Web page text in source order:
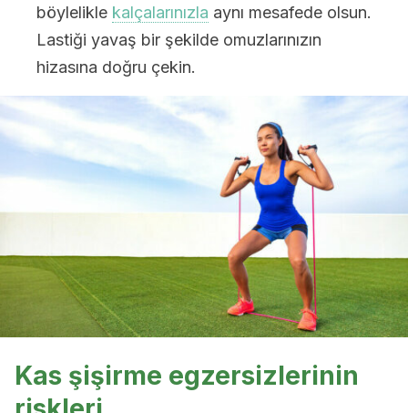
böylelikle kalçalarınızla aynı mesafede olsun.
Lastiği yavaş bir şekilde omuzlarınızın
hizasına doğru çekin.
Kas şişirme egzersizlerinin